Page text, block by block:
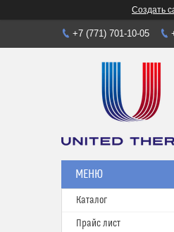
Создать
+7 (771) 701-10-05
Каталог
Прайс лист